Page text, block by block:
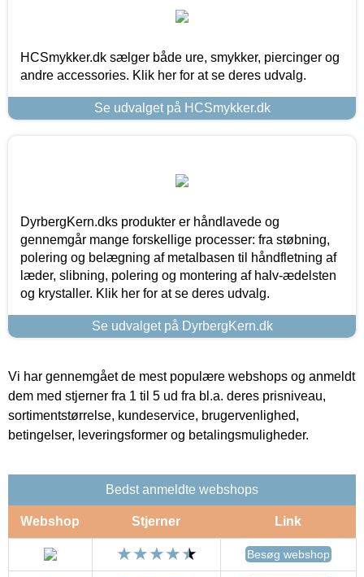
HCSmykker.dk sælger både ure, smykker, piercinger og
andre accessories. Klik her for at se deres udvalg.
Se udvalget på HCSmykker.dk
DyrbergKern.dks produkter er håndlavede og
gennemgår mange forskellige processer: fra støbning,
polering og belægning af metalbasen til håndfletning af
læder, slibning, polering og montering af halv-ædelsten
og krystaller. Klik her for at se deres udvalg.
Se udvalget på DyrbergKern.dk
Vi har gennemgået de mest populære webshops og anmeldt
dem med stjerner fra 1 til 5 ud fra bl.a. deres prisniveau,
sortimentstørrelse, kundeservice, brugervenlighed,
betingelser, leveringsformer og betalingsmuligheder.
Bedst anmeldte webshops
Webshop Stjerner Link
Besøg webshop